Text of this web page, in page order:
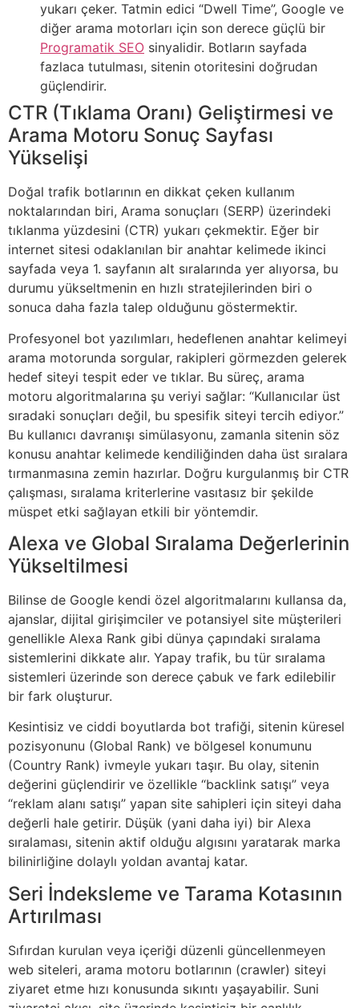
yukarı çeker. Tatmin edici “Dwell Time”, Google ve
diğer arama motorları için son derece güçlü bir
Programatik SEO sinyalidir. Botların sayfada
fazlaca tutulması, sitenin otoritesini doğrudan
güçlendirir.
CTR (Tıklama Oranı) Geliştirmesi ve
Arama Motoru Sonuç Sayfası
Yükselişi
Doğal trafik botlarının en dikkat çeken kullanım
noktalarından biri, Arama sonuçları (SERP) üzerindeki
tıklanma yüzdesini (CTR) yukarı çekmektir. Eğer bir
internet sitesi odaklanılan bir anahtar kelimede ikinci
sayfada veya 1. sayfanın alt sıralarında yer alıyorsa, bu
durumu yükseltmenin en hızlı stratejilerinden biri o
sonuca daha fazla talep olduğunu göstermektir.
Profesyonel bot yazılımları, hedeflenen anahtar kelimeyi
arama motorunda sorgular, rakipleri görmezden gelerek
hedef siteyi tespit eder ve tıklar. Bu süreç, arama
motoru algoritmalarına şu veriyi sağlar: “Kullanıcılar üst
sıradaki sonuçları değil, bu spesifik siteyi tercih ediyor.”
Bu kullanıcı davranışı simülasyonu, zamanla sitenin söz
konusu anahtar kelimede kendiliğinden daha üst sıralara
tırmanmasına zemin hazırlar. Doğru kurgulanmış bir CTR
çalışması, sıralama kriterlerine vasıtasız bir şekilde
müspet etki sağlayan etkili bir yöntemdir.
Alexa ve Global Sıralama Değerlerinin
Yükseltilmesi
Bilinse de Google kendi özel algoritmalarını kullansa da,
ajanslar, dijital girişimciler ve potansiyel site müşterileri
genellikle Alexa Rank gibi dünya çapındaki sıralama
sistemlerini dikkate alır. Yapay trafik, bu tür sıralama
sistemleri üzerinde son derece çabuk ve fark edilebilir
bir fark oluşturur.
Kesintisiz ve ciddi boyutlarda bot trafiği, sitenin küresel
pozisyonunu (Global Rank) ve bölgesel konumunu
(Country Rank) ivmeyle yukarı taşır. Bu olay, sitenin
değerini güçlendirir ve özellikle “backlink satışı” veya
“reklam alanı satışı” yapan site sahipleri için siteyi daha
değerli hale getirir. Düşük (yani daha iyi) bir Alexa
sıralaması, sitenin aktif olduğu algısını yaratarak marka
bilinirliğine dolaylı yoldan avantaj katar.
Seri İndeksleme ve Tarama Kotasının
Artırılması
Sıfırdan kurulan veya içeriği düzenli güncellenmeyen
web siteleri, arama motoru botlarının (crawler) siteyi
ziyaret etme hızı konusunda sıkıntı yaşayabilir. Suni